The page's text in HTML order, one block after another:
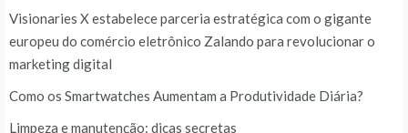
Visionaries X estabelece parceria estratégica com o gigante
europeu do comércio eletrônico Zalando para revolucionar o
marketing digital
Como os Smartwatches Aumentam a Produtividade Diária?
Limpeza e manutenção: dicas secretas